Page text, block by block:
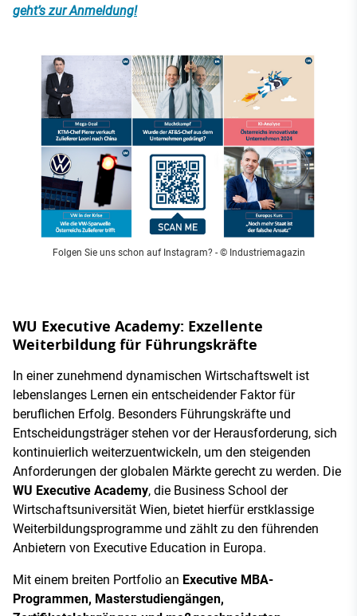
geht’s zur Anmeldung!
Folgen Sie uns schon auf Instagram?- © Industriemagazin
WU Executive Academy: Exzellente
Weiterbildung für Führungskräfte
In einer zunehmend dynamischen Wirtschaftswelt ist
lebenslanges Lernen ein entscheidender Faktor für
beruflichen Erfolg. Besonders Führungskräfte und
Entscheidungsträger stehen vor der Herausforderung, sich
kontinuierlich weiterzuentwickeln, um den steigenden
Anforderungen der globalen Märkte gerecht zu werden. Die
WU Executive Academy, die Business School der
Wirtschaftsuniversität Wien, bietet hierfür erstklassige
Weiterbildungsprogramme und zählt zu den führenden
Anbietern von Executive Education in Europa.
Mit einem breiten Portfolio an Executive MBA-
Programmen, Masterstudiengängen,